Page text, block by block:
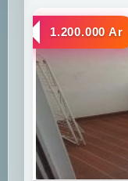
a louer
1.200.000 Ar